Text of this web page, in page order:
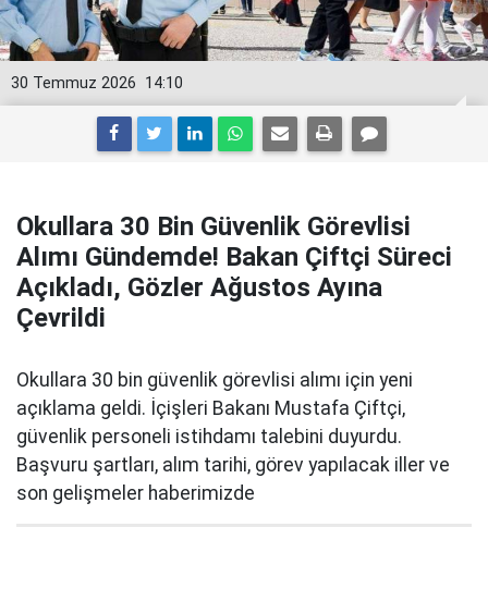
14:10
30 Temmuz 2026
Okullara 30 Bin Güvenlik Görevlisi
Alımı Gündemde! Bakan Çiftçi Süreci
Açıkladı, Gözler Ağustos Ayına
Çevrildi
Okullara 30 bin güvenlik görevlisi alımı için yeni
açıklama geldi. İçişleri Bakanı Mustafa Çiftçi,
güvenlik personeli istihdamı talebini duyurdu.
Başvuru şartları, alım tarihi, görev yapılacak iller ve
son gelişmeler haberimizde